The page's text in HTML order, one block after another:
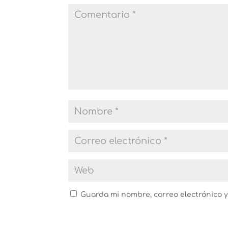
Guarda mi nombre, correo electrónico